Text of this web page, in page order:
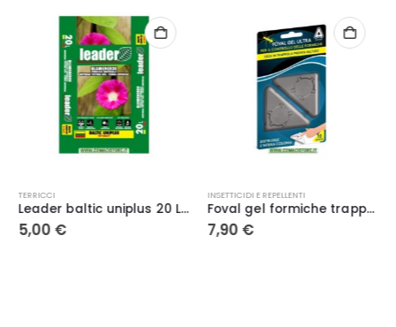
TERRICCI
Leader baltic uniplus 20 Lt. – Arber Horticulture
5,00 €
INSETTICIDI E REPELLENTI
Foval gel formiche trappola insetticida per il controllo delle formiche 2 pz – Adama Kollant
7,90 €